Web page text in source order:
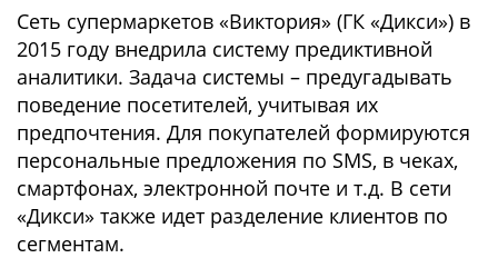
Сеть супермаркетов «Виктория» (ГК «Дикси») в
2015 году внедрила систему предиктивной
аналитики. Задача системы – предугадывать
поведение посетителей, учитывая их
предпочтения. Для покупателей формируются
персональные предложения по SMS, в чеках,
смартфонах, электронной почте и т.д. В сети
«Дикси» также идет разделение клиентов по
сегментам.